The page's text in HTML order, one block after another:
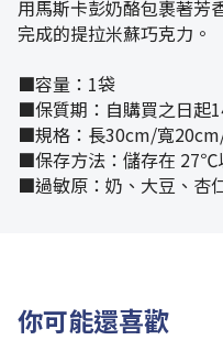
用馬斯卡彭奶酪包裹著芳
完成的提拉米蘇巧克力。
■容量：1袋
■保質期：自購買之日起
■規格：長30cm/寬
■保存方法：儲存在 27℃
■過敏原：奶、大豆、杏
你可能還喜歡